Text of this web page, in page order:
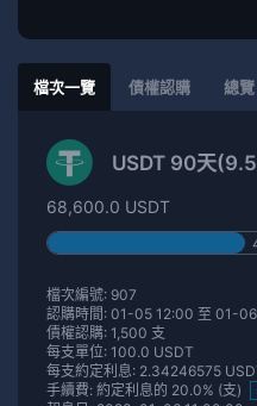
檔次一覽 債權認購 總覽
USDT 90天
68,600.0 USDT
檔次編號: 907
認購時間: 01-05 12:00 至 01-
債權認購: 1,500 支
每支單位: 100.0 USDT
每支約定利息: 2.34246575
手續費: 約定利息的 20.0% (支)